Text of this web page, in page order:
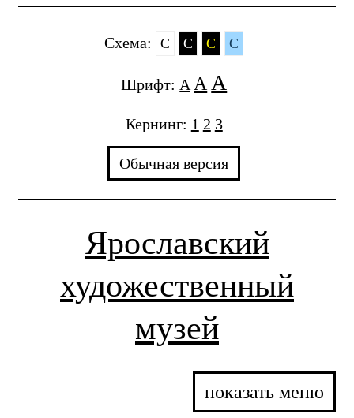
Cхема: C C C C
Шрифт: A A A
Кернинг: 1 2 3
Обычная версия
Ярославский
художественный
музей
показать меню